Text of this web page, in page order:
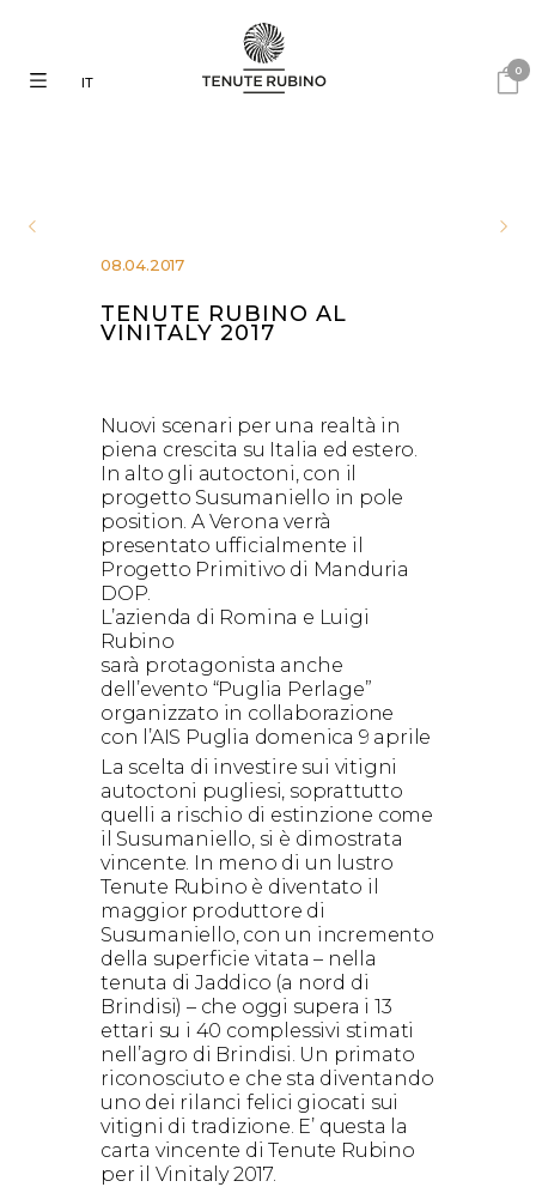
0
IT
08.04.2017
TENUTE RUBINO AL
VINITALY 2017
Nuovi scenari per una realtà in
piena crescita su Italia ed estero.
In alto gli autoctoni, con il
progetto Susumaniello in pole
position. A Verona verrà
presentato ufficialmente il
Progetto Primitivo di Manduria
DOP.
L’azienda di Romina e Luigi
Rubino
sarà protagonista anche
dell’evento “Puglia Perlage”
organizzato in collaborazione
con l’AIS Puglia domenica 9 aprile
La scelta di investire sui vitigni
autoctoni pugliesi, soprattutto
quelli a rischio di estinzione come
il Susumaniello, si è dimostrata
vincente. In meno di un lustro
Tenute Rubino è diventato il
maggior produttore di
Susumaniello, con un incremento
della superficie vitata – nella
tenuta di Jaddico (a nord di
Brindisi) – che oggi supera i 13
ettari su i 40 complessivi stimati
nell’agro di Brindisi. Un primato
riconosciuto e che sta diventando
uno dei rilanci felici giocati sui
vitigni di tradizione. E’ questa la
carta vincente di Tenute Rubino
per il Vinitaly 2017.